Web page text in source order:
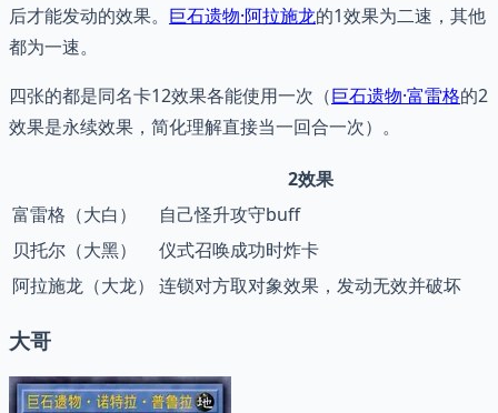
后才能发动的效果。 巨石遗物·阿拉施龙的1效果为二速，其他
都为一速。
四张的都是同名卡12效果各能使用一次（巨石遗物·富雷格的2
效果是永续效果，简化理解直接当一回合一次）。
2效果
富雷格（大白）
自己怪升攻守buff
贝托尔（大黑）
仪式召唤成功时炸卡
阿拉施龙（大龙）
连锁对方取对象效果，发动无效并破坏
大哥